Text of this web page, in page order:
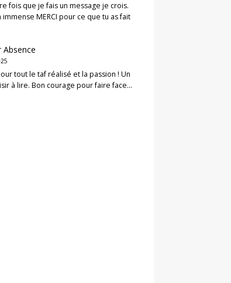
fois que je fais un message je crois.
immense MERCI pour ce que tu as fait
Absence
tout le taf réalisé et la passion ! Un
à lire. Bon courage pour faire face…